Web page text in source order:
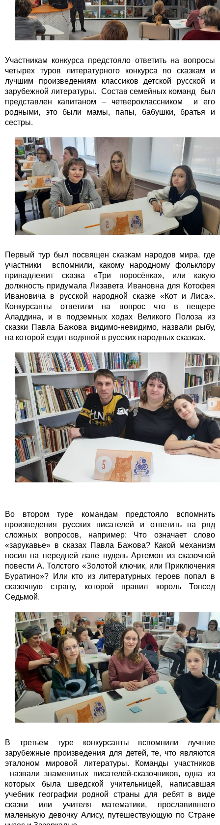
Участникам конкурса предстояло ответить на вопросы
четырех туров литературного конкурса по сказкам и
лучшим произведениям классиков детской русской и
зарубежной литературы. Состав семейных команд был
представлен капитаном – четвероклассником и его
родными, это были мамы, папы, бабушки, братья и
сестры.
Первый тур был посвящен сказкам народов мира, где
участники вспомнили, какому народному фольклору
принадлежит сказка «Три поросёнка», или какую
должность придумала Лизавета Ивановна для Котофея
Ивановича в русской народной сказке «Кот и Лиса».
Конкурсанты ответили на вопрос что в пещере
Аладдина, и в подземных ходах Великого Полоза из
сказки Павла Бажова видимо-невидимо, назвали рыбу,
на которой ездит водяной в русских народных сказках.
Во втором туре командам предстояло вспомнить
произведения русских писателей и ответить на ряд
сложных вопросов, например: Что означает слово
«зарукавье» в сказах Павла Бажова? Какой механизм
носил на передней лапе пудель Артемон из сказочной
повести А. Толстого «Золотой ключик, или Приключения
Буратино»? Или кто из литературных героев попал в
сказочную страну, которой правил король Топсед
Седьмой.
В третьем туре конкурсанты вспомнили лучшие
зарубежные произведения для детей, те, что являются
эталоном мировой литературы. Команды участников
назвали знаменитых писателей-сказочников, одна из
которых была шведской учительницей, написавшая
учебник географии родной страны для ребят в виде
сказки или учителя математики, прославившего
маленькую девочку Алису, путешествующую по Стране